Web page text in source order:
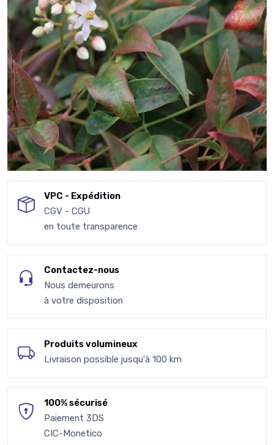
VPC - Expédition
CGV - CGU
en toute transparence
Contactez-nous
Nous demeurons
à votre disposition
Produits volumineux
Livraison possible jusqu'à 100 km
100% sécurisé
Paiement 3DS
CIC-Monetico